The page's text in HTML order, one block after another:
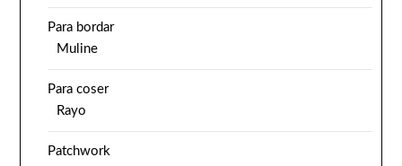
Para bordar
Muline
Para coser
Rayo
Patchwork